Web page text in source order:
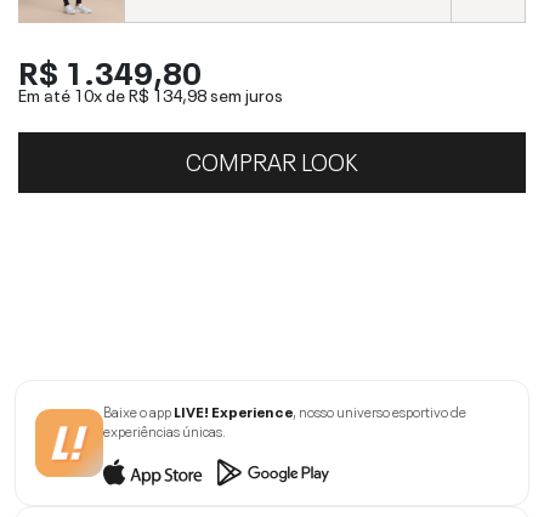
R$ 1.349,80
Em até 10x deR$ 134,98sem juros
COMPRAR LOOK
Baixe o appLIVE! Experience , nosso universo esportivo de
experiências únicas.